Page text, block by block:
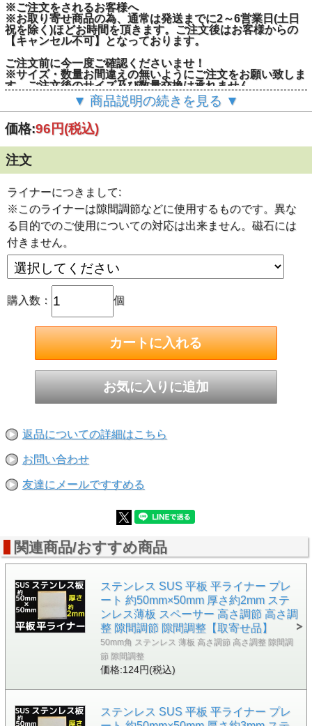
※ご注文をされるお客様へ
※お取り寄せ商品の為、通常は発送までに2～6営業日(土日
祝を除く)ほどお時間を頂きます。ご注文後はお客様からの
【キャンセル不可】となっております。
ご注文前に今一度ご確認くださいませ！
※サイズ・数量お間違えの無いようにご注文をお願い致しま
す。ご注文後のサイズ及び数量交換は承れません。
■重量物や機械の段差や隙間を埋めるといった高さ調節、隙
間調節などに使用するステンレスの平板です。
きれいではありません。また、加工して切ってありますの
で、少々形の悪いものやキズのあるものも含まれているとき
がございます。
■サイズ：約5cm×5cm
■厚さ：約1mm
■ステンレスの種類：SUS304
▼ 商品説明の続きを見る ▼
価格:96円(税込)
注文
ライナーにつきまして:
※このライナーは隙間調節などに使用するものです。異な
る目的でのご使用についての対応は出来ません。磁石には
付きません。
購入数： 個
返品についての詳細はこちら
お問い合わせ
友達にメールですすめる
関連商品/おすすめ商品
ステンレス SUS 平板 平ライナー プレ
ート 約50mm×50mm 厚さ約2mm ステ
ンレス薄板 スペーサー 高さ調節 高さ調
整 隙間調節 隙間調整【取寄せ品】
50mm角 ステンレス 薄板 高さ調節 高さ調整 隙間調
節 隙間調整
価格:124円(税込)
ステンレス SUS 平板 平ライナー プレ